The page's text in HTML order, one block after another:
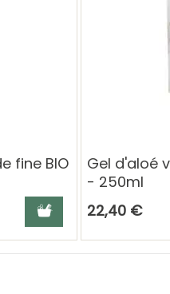
fine BIO
Ajouter au panier
Gel d'aloé
- 250ml
22,40 €